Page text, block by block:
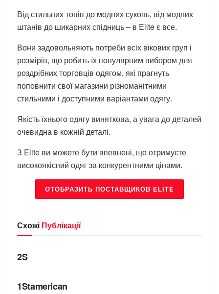
Від стильних топів до модних суконь, від модних
штанів до шикарних спідниць – в Elite є все.
Вони задовольняють потреби всіх вікових груп і
розмірів, що робить їх популярним вибором для
роздрібних торговців одягом, які прагнуть
поповнити свої магазини різноманітними
стильними і доступними варіантами одягу.
Якість їхнього одягу виняткова, а увага до деталей
очевидна в кожній деталі.
З Elite ви можете бути впевнені, що отримуєте
високоякісний одяг за конкурентними цінами.
ОТОБРАЗИТЬ ПОСТАВЩИКОВ ELITE
Схожі Публікації
БРЕНДИ
2S
1Stamerican